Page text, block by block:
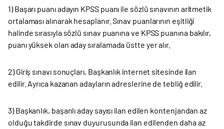
1) Başarı puanı adayın KPSS puanı ile sözlü sınavının aritmetik
ortalaması alınarak hesaplanır. Sınav puanlarının eşitliği
halinde sırasıyla sözlü sınav puanına ve KPSS puanına bakılır,
puanı yüksek olan aday sıralamada üstte yer alır.
2) Giriş sınavı sonuçları, Başkanlık internet sitesinde ilan
edilir. Ayrıca kazanan adayların adreslerine de tebliğ edilir.
3) Başkanlık, başarılı aday sayısı ilan edilen kontenjandan az
olduğu takdirde sınav duyurusunda ilan edilenden daha az